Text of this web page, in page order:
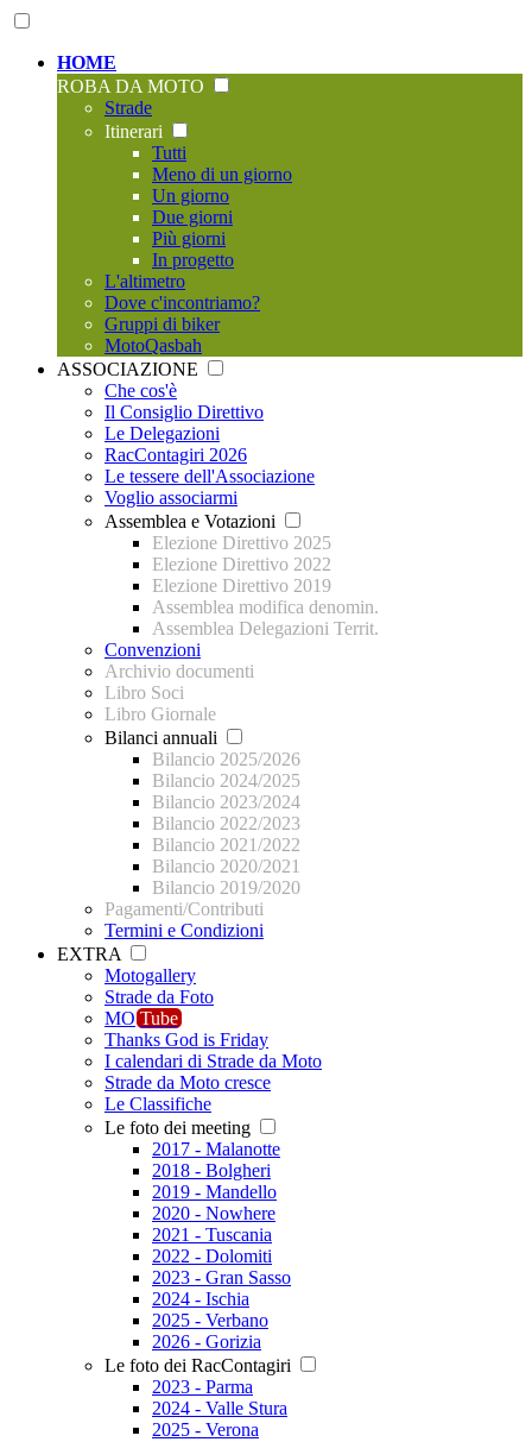
HOME
ROBA DA MOTO
Strade
Itinerari
Tutti
Meno di un giorno
Un giorno
Due giorni
Più giorni
In progetto
L'altimetro
Dove c'incontriamo?
Gruppi di biker
MotoQasbah
ASSOCIAZIONE
Che cos'è
Il Consiglio Direttivo
Le Delegazioni
RacContagiri 2026
Le tessere dell'Associazione
Voglio associarmi
Assemblea e Votazioni
Elezione Direttivo 2025
Elezione Direttivo 2022
Elezione Direttivo 2019
Assemblea modifica denomin.
Assemblea Delegazioni Territ.
Convenzioni
Archivio documenti
Libro Soci
Libro Giornale
Bilanci annuali
Bilancio 2025/2026
Bilancio 2024/2025
Bilancio 2023/2024
Bilancio 2022/2023
Bilancio 2021/2022
Bilancio 2020/2021
Bilancio 2019/2020
Pagamenti/Contributi
Termini e Condizioni
EXTRA
Motogallery
Strade da Foto
MO Tube
Thanks God is Friday
I calendari di Strade da Moto
Strade da Moto cresce
Le Classifiche
Le foto dei meeting
2017 - Malanotte
2018 - Bolgheri
2019 - Mandello
2020 - Nowhere
2021 - Tuscania
2022 - Dolomiti
2023 - Gran Sasso
2024 - Ischia
2025 - Verbano
2026 - Gorizia
Le foto dei RacContagiri
2023 - Parma
2024 - Valle Stura
2025 - Verona